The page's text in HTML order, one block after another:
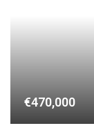
€470,000